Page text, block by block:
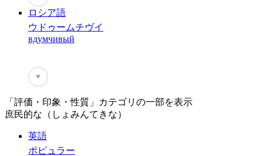
ロシア語
ウドゥームチヴイ
вдумчивый
♥
「評価・印象・性質」カテゴリの一部を表示
庶民的な（しょみんてきな）
英語
ポピュラー